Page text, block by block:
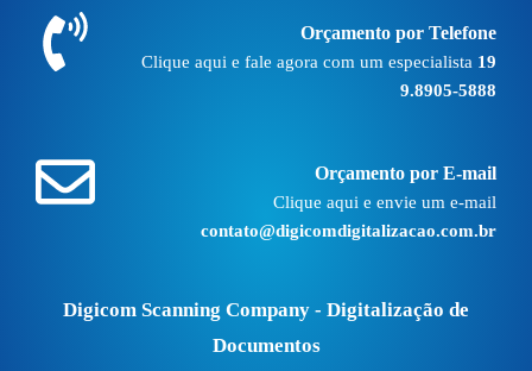
Orçamento por Telefone
Clique aqui e fale agora com um especialista 19
9.8905-5888
Orçamento por E-mail
Clique aqui e envie um e-mail
contato@digicomdigitalizacao.com.br
Digicom Scanning Company - Digitalização de
Documentos